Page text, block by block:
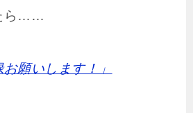
ら……
願いします！」